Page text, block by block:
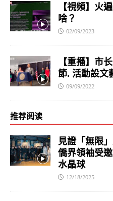
【視頻】火
啥？
02/09/2023
【重播】市
節. 活動設文
09/09/2022
推荐阅读
見證「無限
僑界領袖受
水晶球
12/18/2025